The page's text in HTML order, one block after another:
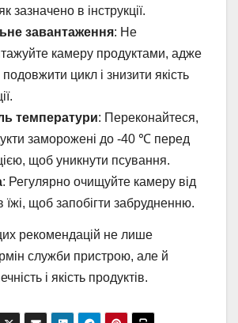
зазначено в інструкції.
завантаження: Не
камеру продуктами, адже
цикл і знизити якість
температури: Переконайтеся,
заморожені до -40 ℃ перед
щоб уникнути псування.
: Регулярно очищуйте камеру від
їжі, щоб запобігти забрудненню.
рекомендацій не лише
служби пристрою, але й
і якість продуктів.